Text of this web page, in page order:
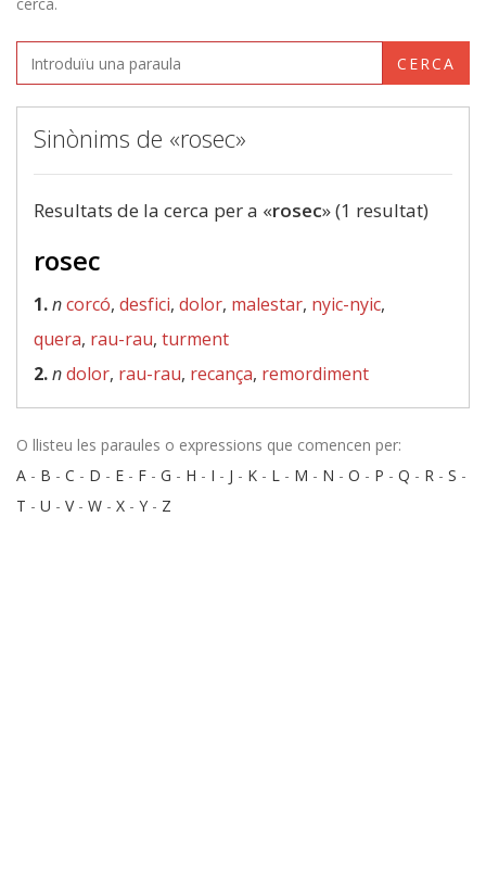
CERCA
Sinònims de «rosec»
Resultats de la cerca per a «rosec» (1 resultat)
rosec
1.ncorcó, desfici, dolor, malestar, nyic-nyic,
quera, rau-rau, turment
2.ndolor, rau-rau, recança, remordiment
O llisteu les paraules o expressions que comencen per:
A - B - C - D - E - F - G - H - I - J - K - L - M - N - O - P - Q - R - S -
T - U - V- W - X - Y - Z